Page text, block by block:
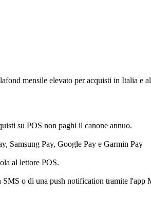
mensile elevato per acquisti in Italia e
su POS non paghi il canone annuo.
Samsung Pay, Google Pay e Garmin Pay
al lettore POS.
o di una push notification tramite l'app